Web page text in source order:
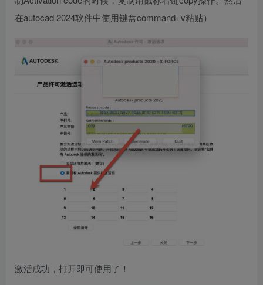
在autocad 2024软件中使用键盘command+v粘贴）
激活成功，打开即可使用了！